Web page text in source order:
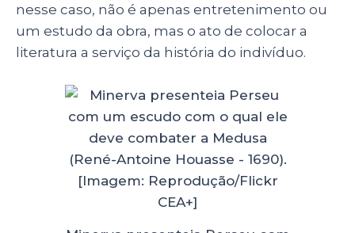
nesse caso, não é apenas entretenimento ou
um estudo da obra, mas o ato de colocar a
literatura a serviço da história do indivíduo.